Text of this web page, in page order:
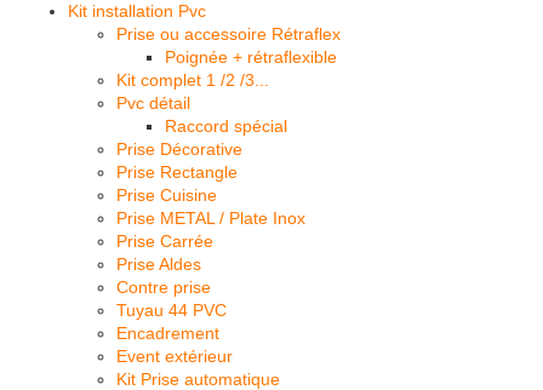
Kit installation Pvc
Prise ou accessoire Rétraflex
Poignée + rétraflexible
Kit complet 1 /2 /3...
Pvc détail
Raccord spécial
Prise Décorative
Prise Rectangle
Prise Cuisine
Prise METAL / Plate Inox
Prise Carrée
Prise Aldes
Contre prise
Tuyau 44 PVC
Encadrement
Event extérieur
Kit Prise automatique